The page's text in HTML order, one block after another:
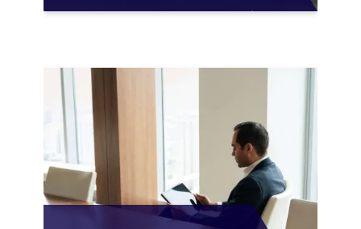
OPPORTUNITÉS ET
FAMILIALE AU
LUXEMBOURG